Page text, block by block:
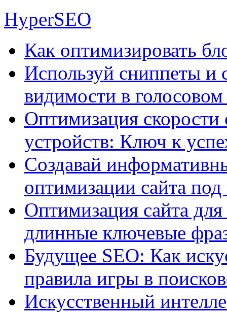
HyperSEO
Как оптимизировать
Используй сниппеты и
видимости в
Оптимизация
устройств: Ключ к
Создавай
оптимизации сайта
Оптимизация сайта
длинные ключевые
Будущее SEO: Как
правила игры в
Искусственный